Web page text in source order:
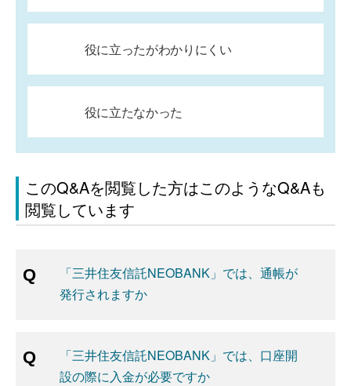
役に立ったがわかりにくい
役に立たなかった
このQ&Aを閲覧した方はこのようなQ&Aも
閲覧しています
「三井住友信託NEOBANK」では、通帳が
発行されますか
「三井住友信託NEOBANK」では、口座開
設の際に入金が必要ですか